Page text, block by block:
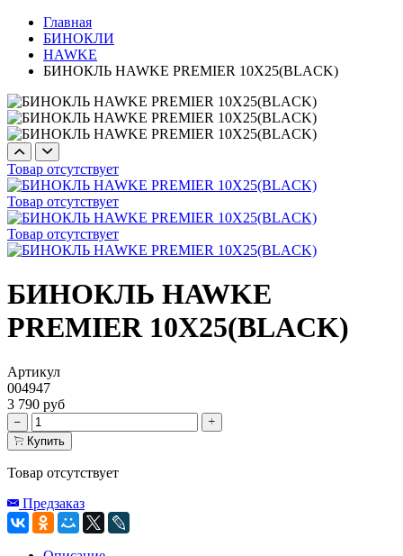
Главная
БИНОКЛИ
HAWKE
БИНОКЛЬ HAWKE PREMIER 10X25(BLACK)
Товар отсутствует
Товар отсутствует
Товар отсутствует
БИНОКЛЬ HAWKE
PREMIER 10X25(BLACK)
Артикул
004947
3 790 руб
Купить
Товар отсутствует
Предзаказ